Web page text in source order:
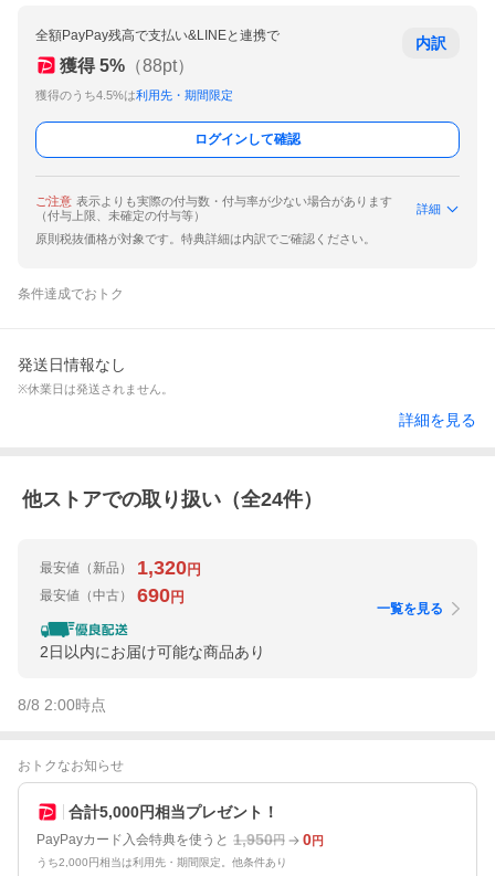
全額PayPay残高で支払い&LINEと連携で
獲得 5% （88pt）
獲得のうち4.5%は利用先・期間限定
内訳
ログインして確認
ご注意 表示よりも実際の付与数・付与率が少ない場合があります
（付与上限、未確定の付与等）
詳細
原則税抜価格が対象です。特典詳細は内訳でご確認ください。
条件達成でおトク
発送日情報なし
※休業日は発送されません。
詳細を見る
他ストアでの取り扱い（全24件）
最安値 （新品） 1,320円
最安値 （中古） 690円
2日以内にお届け可能な商品あり
一覧を見る
8/8 2:00時点
おトクなお知らせ
合計5,000円相当プレゼント！
PayPayカード入会特典を使うと 1,950円 0円
うち2,000円相当は利用先・期間限定。他条件あり